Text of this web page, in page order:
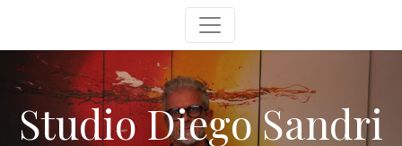
Studio Diego Sandri